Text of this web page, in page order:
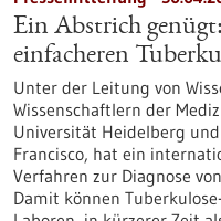
Ein Abstrich
einfacheren
Unter der Leitung von
Wissenschaftlern der
Universität Heidelberg
Francisco, hat ein
Verfahren zur Diagnose
Damit können